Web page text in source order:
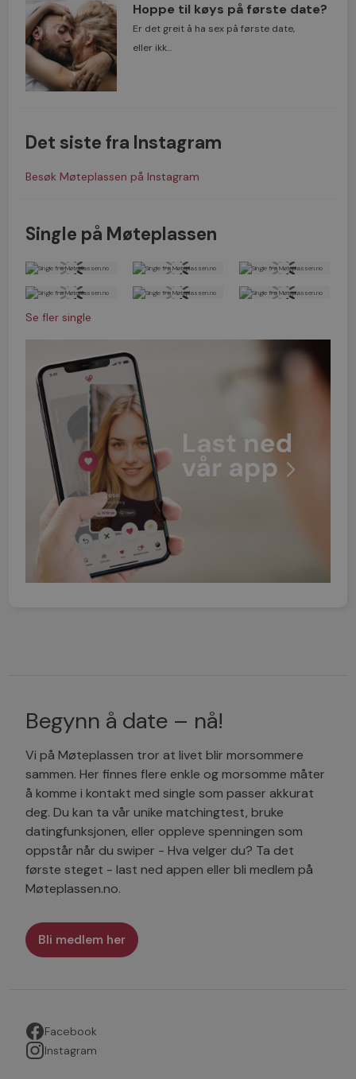
Hoppe til køys på første date?
Er det greit å ha sex på første date,
eller ikk...
Det siste fra Instagram
Besøk Møteplassen på Instagram
Single på Møteplassen
Se fler single
Begynn å date – nå!
Vi på Møteplassen tror at livet blir morsommere
sammen. Her finnes flere enkle og morsomme måter
å komme i kontakt med single som passer akkurat
deg. Du kan ta vår unike matchingtest, bruke
datingfunksjonen, eller oppleve spenningen som
oppstår når du swiper - Hva velger du? Ta det
første steget - last ned appen eller bli medlem på
Møteplassen.no.
Bli medlem her
Facebook
Instagram